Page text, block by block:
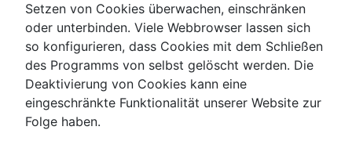
Setzen von Cookies überwachen, einschränken
oder unterbinden. Viele Webbrowser lassen sich
so konfigurieren, dass Cookies mit dem Schließen
des Programms von selbst gelöscht werden. Die
Deaktivierung von Cookies kann eine
eingeschränkte Funktionalität unserer Website zur
Folge haben.